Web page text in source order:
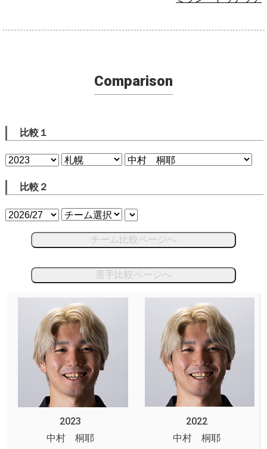
Comparison
比較１
比較２
チーム比較ページへ
選手比較ページへ
2023
2022
中村 桐耶
中村 桐耶